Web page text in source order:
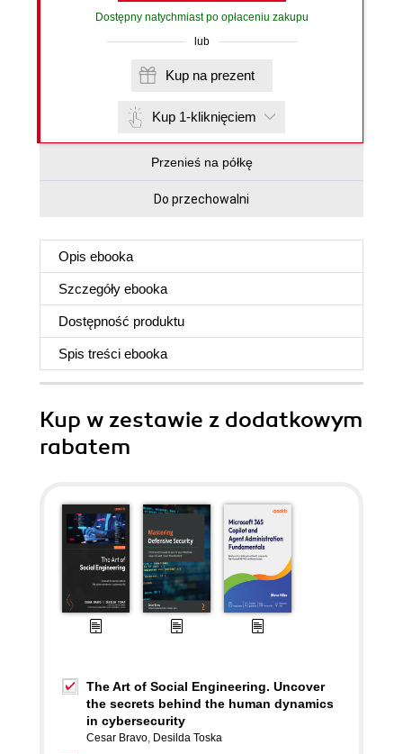
Dostępny natychmiast po opłaceniu zakupu
lub
Kup na prezent
Kup 1-kliknięciem
Przenieś na półkę
Do przechowalni
Opis ebooka
Szczegóły ebooka
Dostępność produktu
Spis treści ebooka
Kup w zestawie z dodatkowym
rabatem
The Art of Social Engineering. Uncover
the secrets behind the human dynamics
in cybersecurity
Cesar Bravo, Desilda Toska